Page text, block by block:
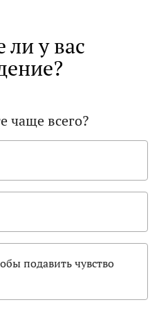
ли у вас
чаще всего?
подавить чувство